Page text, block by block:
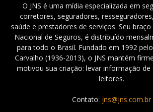
O JNS é uma mídia especializada em
corretores, seguradores,
saúde e prestadores de serviços. Seu
Nacional de Seguros, é distribuído
para todo o Brasil. Fundado em 1992
Carvalho (1936-2013), o JNS mantém
motivou sua criação: levar informação de
leitores.
Contato: jns@jns.com.br